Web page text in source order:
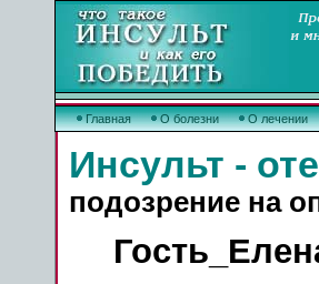
Главная О болезни О лечении
Инсульт -
подозрение на